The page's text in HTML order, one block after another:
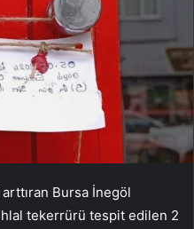
Bursa İnegöl
tekerrürü tespit edilen 2